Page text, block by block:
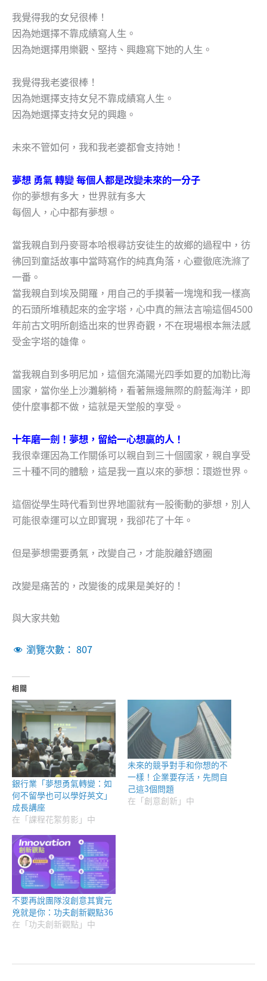
我覺得我的女兒很棒！
因為她選擇不靠成績寫人生。
因為她選擇用樂觀、堅持、興趣寫下她的人生。
我覺得我老婆很棒！
因為她選擇支持女兒不靠成績寫人生。
因為她選擇支持女兒的興趣。
未來不管如何，我和我老婆都會支持她！
夢想 勇氣 轉變 每個人都是改變未來的一分子
你的夢想有多大，世界就有多大
每個人，心中都有夢想。
當我親自到丹麥哥本哈根尋訪安徒生的故鄉的過程中，彷
彿回到童話故事中當時寫作的純真角落，心靈徹底洗滌了
一番。
當我親自到埃及開羅，用自己的手摸著一塊塊和我一樣高
的石頭所堆積起來的金字塔，心中真的無法言喻這個4500
年前古文明所創造出來的世界奇觀，不在現場根本無法感
受金字塔的雄偉。
當我親自到多明尼加，這個充滿陽光四季如夏的加勒比海
國家，當你坐上沙灘躺椅，看著無邊無際的蔚藍海洋，即
使什麼事都不做，這就是天堂般的享受。
十年磨一劍！夢想，留給一心想贏的人！
我很幸運因為工作關係可以親自到三十個國家，親自享受
三十種不同的體驗，這是我一直以來的夢想：環遊世界。
這個從學生時代看到世界地圖就有一股衝動的夢想，別人
可能很幸運可以立即實現，我卻花了十年。
但是夢想需要勇氣，改變自己，才能脫離舒適圈
改變是痛苦的，改變後的成果是美好的！
與大家共勉
瀏覽次數： 807
相關
銀行業「夢想勇氣轉變：如
何不留學也可以學好英文」
成長講座
在「課程花絮剪影」中
未來的競爭對手和你想的不
一樣！企業要存活，先問自
己這3個問題
在「創意創新」中
不要再說團隊沒創意其實元
兇就是你：功夫創新觀點36
在「功夫創新觀點」中